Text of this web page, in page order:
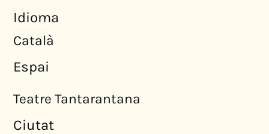
Idioma
Català
Espai
Teatre Tantarantana
Ciutat